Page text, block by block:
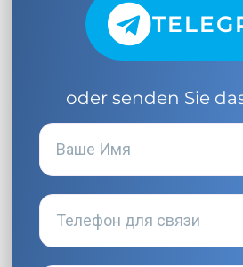
oder senden Sie